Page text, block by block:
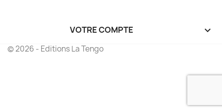
VOTRE COMPTE 
© 2026 - Editions La Tengo